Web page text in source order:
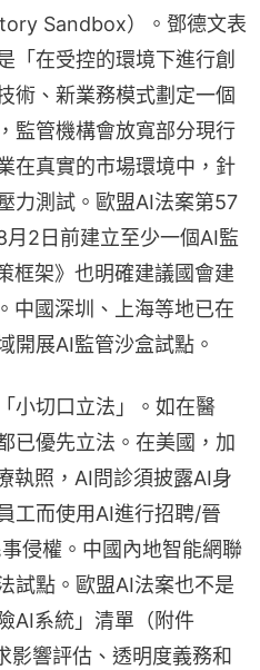
Sandbox）。鄧德文表
「在受控的環境下進行創
術、新業務模式劃定一個
監管機構會放寬部分現行
在真實的市場環境中，針
力測試。歐盟AI法案第57
2日前建立至少一個AI監
框架》也明確建議國會建
中國深圳、上海等地已在
開展AI監管沙盒試點。
小切口立法」。如在醫
已優先立法。在美國，加
執照，AI問診須披露AI身
工而使用AI進行招聘/晉
侵權。中國內地智能網聯
試點。歐盟AI法案也不是
AI系統」清單（附件
影響評估、透明度義務和